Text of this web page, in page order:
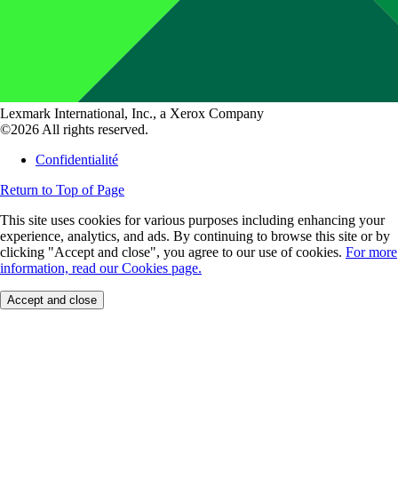
Lexmark International, Inc., a Xerox Company
©2026 All rights reserved.
Confidentialité
Return to Top of Page
This site uses cookies for various purposes including enhancing your
experience, analytics, and ads. By continuing to browse this site or by
clicking "Accept and close", you agree to our use of cookies. For more
information, read our Cookies page.
Accept and close